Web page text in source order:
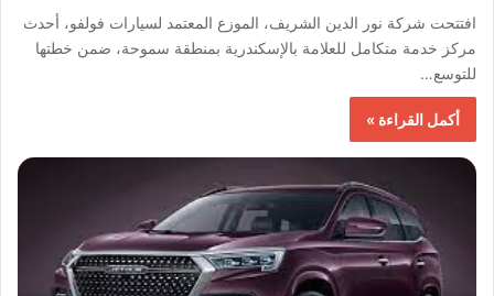
افتتحت شركة نور الدين الشريف، الموزع المعتمد لسيارات فولفو، أحدث
مركز خدمة متكامل للعلامة بالإسكندرية بمنطقة سموحة، ضمن خطتها
للتوسع…
أكمل القراءة »